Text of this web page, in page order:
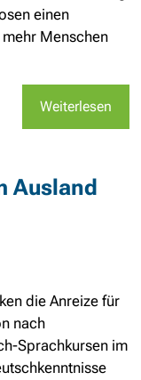
einen
Menschen
Weiterlesen
Ausland
die Anreize für
nach
Sprachkursen im